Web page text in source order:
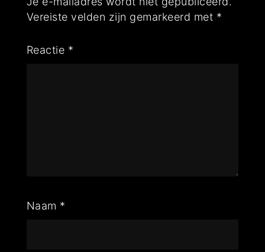
Vereiste velden zijn gemarkeerd met *
Reactie *
Naam *